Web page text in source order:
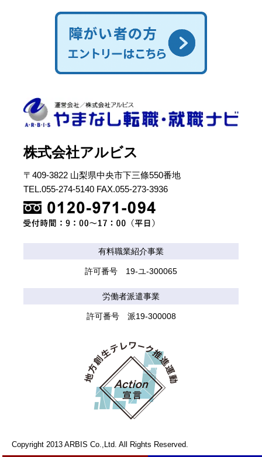
株式会社アルビス
〒409-3822 山梨県中央市下三條550番地
TEL.055-274-5140 FAX.055-273-3936
有料職業紹介事業
許可番号 19-ユ-300065
労働者派遣事業
許可番号 派19-300008
Copyright 2013 ARBIS Co.,Ltd. All Rights Reserved.